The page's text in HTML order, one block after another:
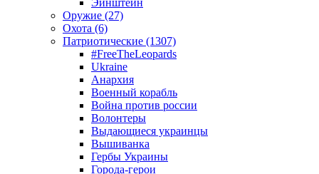
Эйнштейн
Оружие (27)
Охота (6)
Патриотические (1307)
#FreeTheLeopards
Ukraine
Анархия
Военный корабль
Война против россии
Волонтеры
Выдающиеся украинцы
Вышиванка
Гербы Украины
Города-герои